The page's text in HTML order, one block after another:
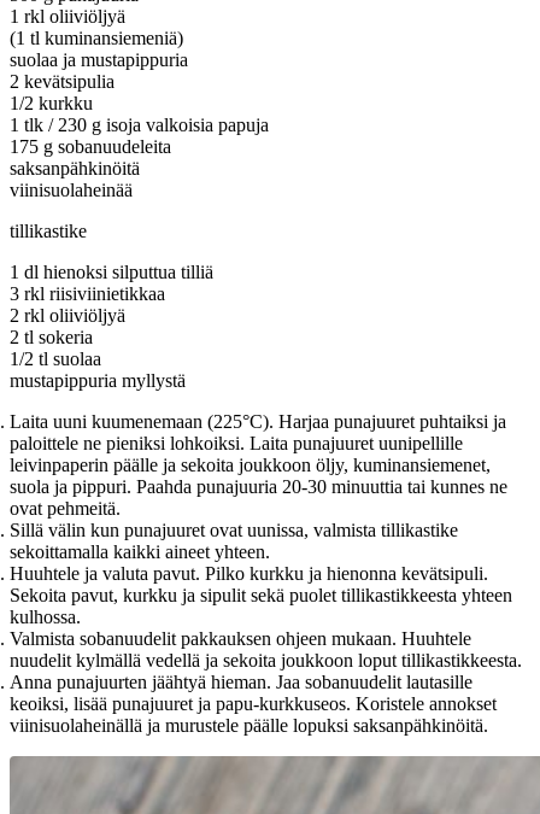
1 rkl oliiviöljyä
(1 tl kuminansiemeniä)
suolaa ja mustapippuria
2 kevätsipulia
1/2 kurkku
1 tlk / 230 g isoja valkoisia papuja
175 g sobanuudeleita
saksanpähkinöitä
viinisuolaheinää
tillikastike
1 dl hienoksi silputtua tilliä
3 rkl riisiviinietikkaa
2 rkl oliiviöljyä
2 tl sokeria
1/2 tl suolaa
mustapippuria myllystä
Laita uuni kuumenemaan (225°C). Harjaa punajuuret puhtaiksi ja
paloittele ne pieniksi lohkoiksi. Laita punajuuret uunipellille
leivinpaperin päälle ja sekoita joukkoon öljy, kuminansiemenet,
suola ja pippuri. Paahda punajuuria 20-30 minuuttia tai kunnes ne
ovat pehmeitä.
Sillä välin kun punajuuret ovat uunissa, valmista tillikastike
sekoittamalla kaikki aineet yhteen.
Huuhtele ja valuta pavut. Pilko kurkku ja hienonna kevätsipuli.
Sekoita pavut, kurkku ja sipulit sekä puolet tillikastikkeesta yhteen
kulhossa.
Valmista sobanuudelit pakkauksen ohjeen mukaan. Huuhtele
nuudelit kylmällä vedellä ja sekoita joukkoon loput tillikastikkeesta.
Anna punajuurten jäähtyä hieman. Jaa sobanuudelit lautasille
keoiksi, lisää punajuuret ja papu-kurkkuseos. Koristele annokset
viinisuolaheinällä ja murustele päälle lopuksi saksanpähkinöitä.